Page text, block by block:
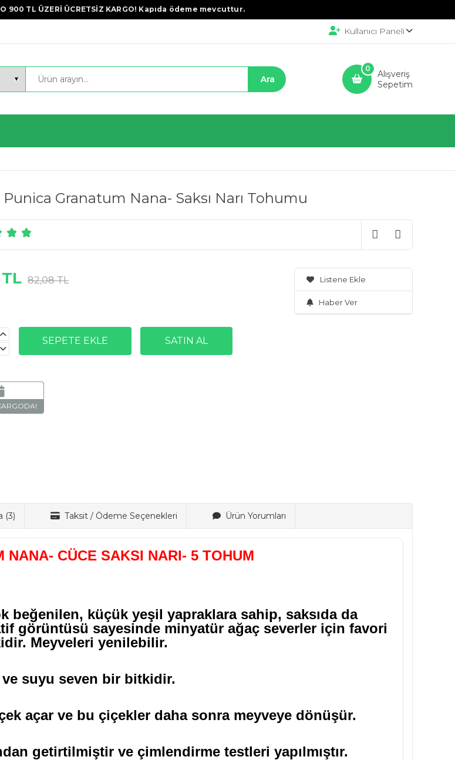
900 TL ÜZERİ ÜCRETSİZ KARGO! Kapıda ödeme mevcuttur.
Kullanıcı Paneli
Alışveriş
Sepetim
0
Granatum Nana- Saksı Narı Tohumu
82,08 TL Listene Ekle
Haber Ver
(3) Taksit / Ödeme Seçenekleri Ürün Yorumları
NANA- CÜCE SAKSI NARI- 5 TOHUM
beğenilen, küçük yeşil yapraklara sahip, saksıda da
görüntüsü sayesinde minyatür ağaç severler için favori
. Meyveleri yenilebilir.
suyu seven bir bitkidir.
açar ve bu çiçekler daha sonra meyveye dönüşür.
getirtilmiştir ve çimlendirme testleri yapılmıştır.